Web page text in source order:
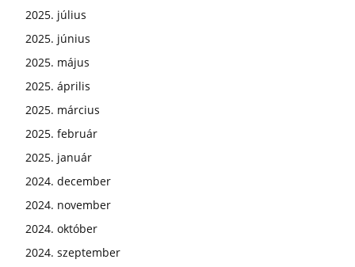
2025. július
2025. június
2025. május
2025. április
2025. március
2025. február
2025. január
2024. december
2024. november
2024. október
2024. szeptember